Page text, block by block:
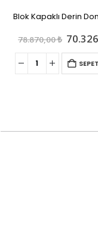
Blok Kapaklı Derin
78.870,00₺